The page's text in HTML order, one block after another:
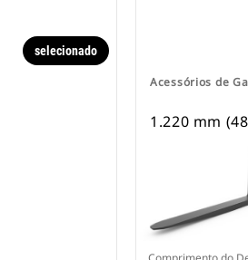
selecionado
Acessórios de
1.220 mm